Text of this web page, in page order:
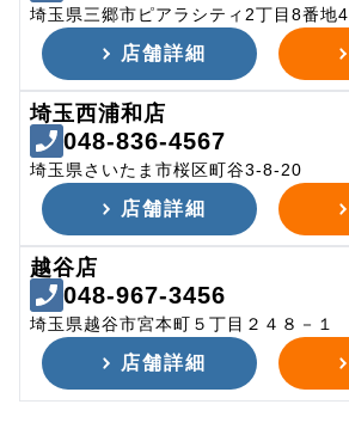
埼玉県三郷市ピアラシティ2丁目8番地4
店舗詳細
埼玉西浦和店
048-836-4567
埼玉県さいたま市桜区町谷3-8-20
店舗詳細
越谷店
048-967-3456
埼玉県越谷市宮本町５丁目２４８－１
店舗詳細